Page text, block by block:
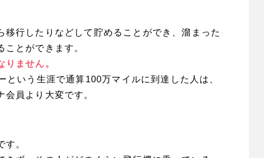
行したりなどして貯めることができ、溜まった
とができます。
ません。
いう生涯で通算100万マイルに到達した人は、
員より大変です。
。